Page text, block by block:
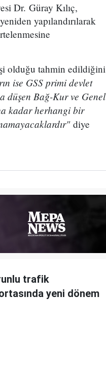
Dr. Güray Kılıç,
yapılandırılarak
olduğu tahmin edildiğini
ise GSS primi devlet
düşen Bağ-Kur ve Genel
kadar herhangi bir
diye
trafik
yeni dönem